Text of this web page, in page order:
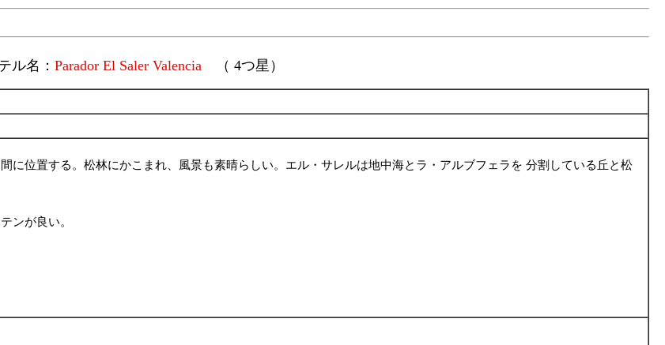
ル名： Parador El Saler Valencia （ 4つ星）
に位置する。松林にかこまれ、風景も素晴らしい。エル・サレルは地中海とラ・アルブフェラを 分割している丘と松
ンが良い。